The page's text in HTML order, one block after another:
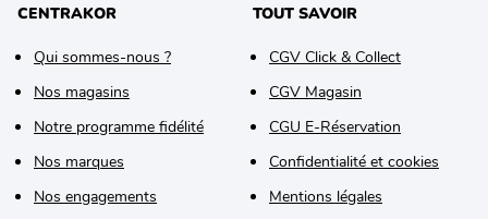
CENTRAKOR
Qui sommes-nous ?
Nos magasins
Notre programme fidélité
Nos marques
Nos engagements
TOUT SAVOIR
CGV Click & Collect
CGV Magasin
CGU E-Réservation
Confidentialité et cookies
Mentions légales